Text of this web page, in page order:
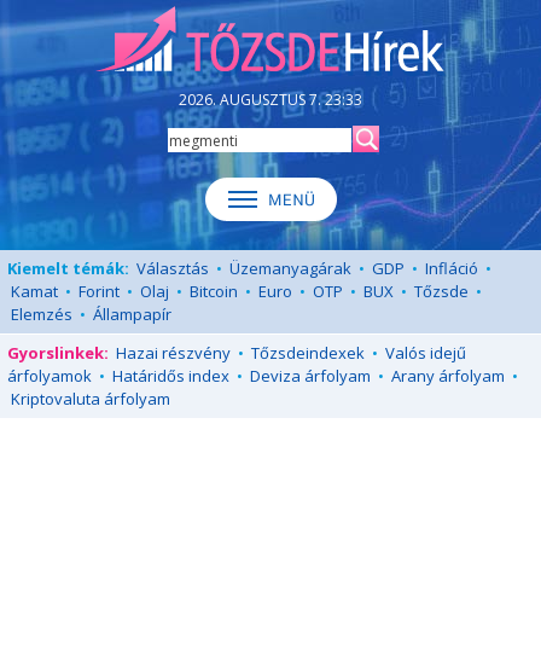
2026. AUGUSZTUS 7. 23:33
Kiemelt témák: Választás • Üzemanyagárak • GDP • Infláció •
Kamat • Forint • Olaj • Bitcoin • Euro • OTP • BUX • Tőzsde •
Elemzés • Állampapír
Gyorslinkek: Hazai részvény • Tőzsdeindexek • Valós idejű
árfolyamok • Határidős index • Deviza árfolyam • Arany árfolyam •
Kriptovaluta árfolyam